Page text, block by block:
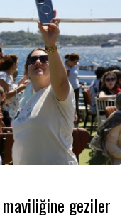
maviliğine geziler